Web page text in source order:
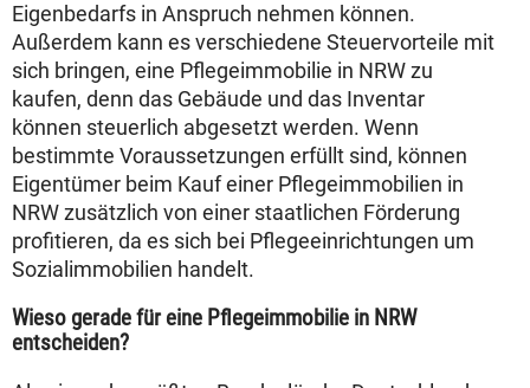
Eigenbedarfs in Anspruch nehmen können.
Außerdem kann es verschiedene Steuervorteile mit
sich bringen, eine Pflegeimmobilie in NRW zu
kaufen, denn das Gebäude und das Inventar
können steuerlich abgesetzt werden. Wenn
bestimmte Voraussetzungen erfüllt sind, können
Eigentümer beim Kauf einer Pflegeimmobilien in
NRW zusätzlich von einer staatlichen Förderung
profitieren, da es sich bei Pflegeeinrichtungen um
Sozialimmobilien handelt.
Wieso gerade für eine Pflegeimmobilie in NRW
entscheiden?